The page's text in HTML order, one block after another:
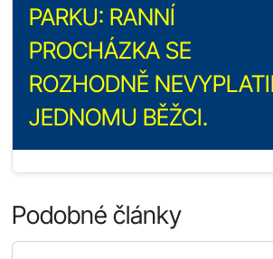
PARKU: RANNÍ
PROCHÁZKA SE
ROZHODNĚ
JEDNOMU BĚŽCI.
Podobné články